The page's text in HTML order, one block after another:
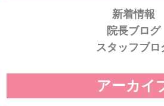
新着情報
院長ブログ
スタッフブロ
アーカイ